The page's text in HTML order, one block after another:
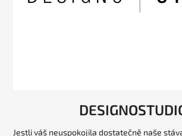
Jestli váš neuspokojila dostatečně naše